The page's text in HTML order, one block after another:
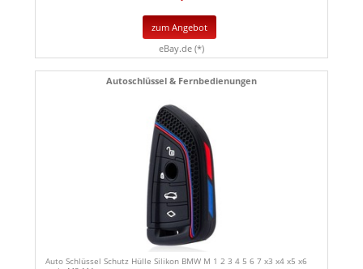
zum Angebot
eBay.de (*)
Autoschlüssel & Fernbedienungen
Auto Schlüssel Schutz Hülle Silikon BMW M 1 2 3 4 5 6 7 x3 x4 x5 x6